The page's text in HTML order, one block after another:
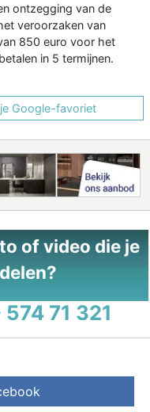
ontzegging van de
veroorzaken van
850 euro voor het
in 5 termijnen.
je Google-favoriet
of video die je
71 321